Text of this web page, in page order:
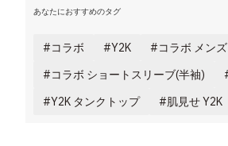
あなたにおすすめのタグ
コラボ Y2K コラボ メンズ
コラボ ショートスリーブ(半袖)
Y2K タンクトップ
肌見せ Y2K